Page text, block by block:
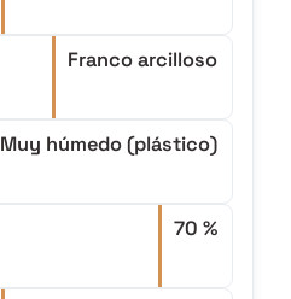
Franco arcilloso
Muy húmedo (plástico)
70 %